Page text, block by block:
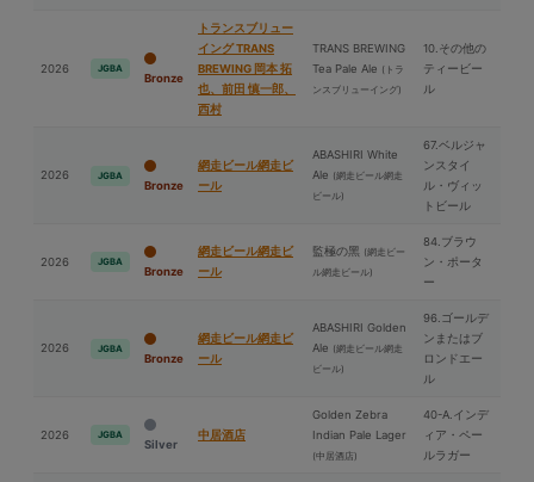
2026 JGBA
Bronze
トランスブリュー
イング TRANS
BREWING 岡本 拓
也、前⽥ 慎一郎、
⻄村
TRANS BREWING
Tea Pale Ale (トラ
ンスブリューイング)
10.その他の
ティービー
ル
2026 JGBA
Bronze
網走ビール網走ビ
ール
ABASHIRI White
Ale (網走ビール網走
ビール)
67.ベルジャ
ンスタイ
ル・ヴィッ
トビール
2026 JGBA
Bronze
網走ビール網走ビ
ール
監極の⿊ (網走ビー
ル網走ビール)
84.ブラウ
ン・ポータ
ー
2026 JGBA
Bronze
網走ビール網走ビ
ール
ABASHIRI Golden
Ale (網走ビール網走
ビール)
96.ゴールデ
ンまたはブ
ロンドエー
ル
2026 JGBA
Silver
中居酒店
Golden Zebra
Indian Pale Lager
(中居酒店)
40-A.インデ
ィア・ペー
ルラガー